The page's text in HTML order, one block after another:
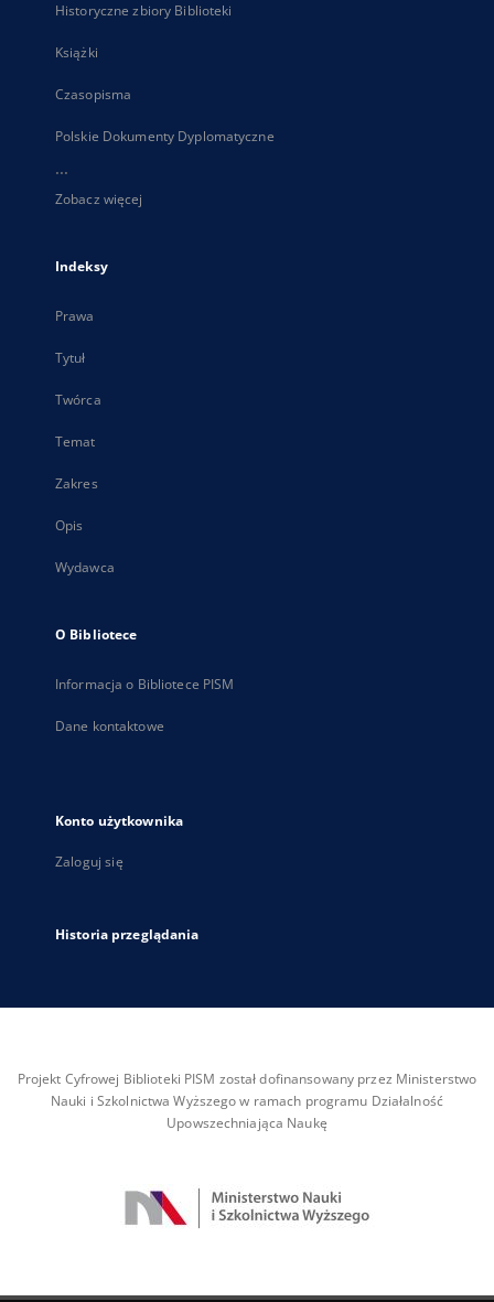
Historyczne zbiory Biblioteki
Książki
Czasopisma
Polskie Dokumenty Dyplomatyczne
...
Zobacz więcej
Indeksy
Prawa
Tytuł
Twórca
Temat
Zakres
Opis
Wydawca
O Bibliotece
Informacja o Bibliotece PISM
Dane kontaktowe
Konto użytkownika
Zaloguj się
Historia przeglądania
Projekt Cyfrowej Biblioteki PISM został dofinansowany przez Ministerstwo
Nauki i Szkolnictwa Wyższego w ramach programu Działalność
Upowszechniająca Naukę